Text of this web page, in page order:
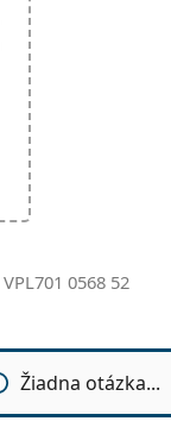
VPL701 0568 52
Žiadna otázka...